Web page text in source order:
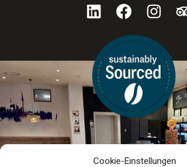
Cookie-Einstellungen